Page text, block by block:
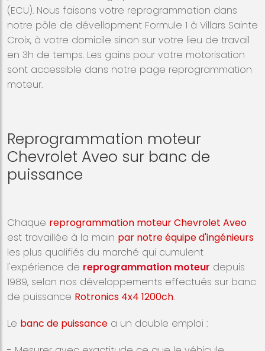
(ECU). Nous faisons votre reprogrammation dans
notre pôle de dévellopment Formule 1 à Villars Sainte
Croix, à votre domicile sinon sur votre lieu de travail
en 3h de temps. Les gains pour votre motorisation
sont accessible dans notre page reprogrammation
moteur.
Reprogrammation moteur
Chevrolet Aveo sur banc de
puissance
Chaque reprogrammation moteur Chevrolet Aveo
est travaillée à la main par notre équipe d'ingénieurs
les plus qualifiés du marché qui cumulent
l'expérience de reprogrammation moteur depuis
1989, selon nos développements effectués sur banc
de puissance Rotronics 4x4 1200ch.
Le banc de puissance a un double emploi :